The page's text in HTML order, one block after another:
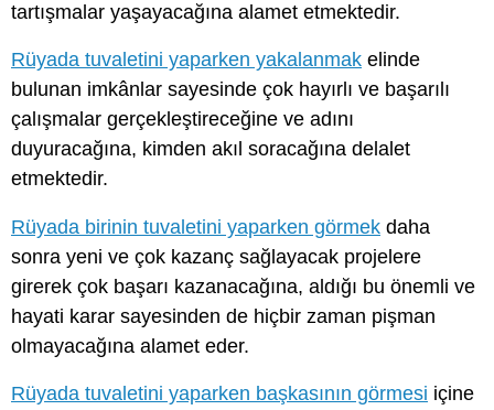
tartışmalar yaşayacağına alamet etmektedir.
Rüyada tuvaletini yaparken yakalanmak elinde
bulunan imkânlar sayesinde çok hayırlı ve başarılı
çalışmalar gerçekleştireceğine ve adını
duyuracağına, kimden akıl soracağına delalet
etmektedir.
Rüyada birinin tuvaletini yaparken görmek daha
sonra yeni ve çok kazanç sağlayacak projelere
girerek çok başarı kazanacağına, aldığı bu önemli ve
hayati karar sayesinden de hiçbir zaman pişman
olmayacağına alamet eder.
Rüyada tuvaletini yaparken başkasının görmesi içine